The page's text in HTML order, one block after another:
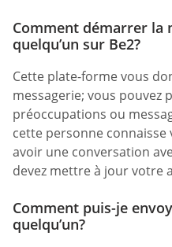
Comment démarrer la
quelqu’un sur Be2?
Cette plate-forme vous
messagerie; vous pouvez
préoccupations ou
cette personne
avoir une conversation
devez mettre à jour votre
Comment puis-je
quelqu’un?